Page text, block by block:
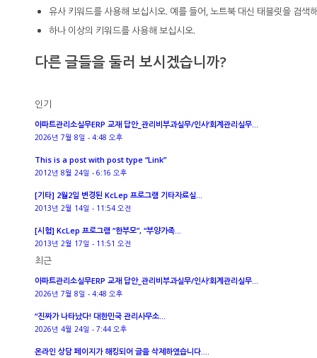
유사 키워드를 사용해 보십시오. 예를 들어, 노트북 대신 태블릿을 검색
하나 이상의 키워드를 사용해 보십시오.
다른 글들을 둘러 보시겠습니까?
인기
아파트관리소실무ERP 교재 답안_관리비부과실무/인사’회계관리실무...
2026년 7월 8일 - 4:48 오후
This is a post with post type “Link”
2012년 8월 24일 - 6:16 오후
[기타] 2월2일 변경된 KcLep 프로그램 기타자료실...
2013년 2월 14일 - 11:54 오전
[시험] KcLep 프로그램 “한부모”, “부양가족...
2013년 2월 17일 - 11:51 오전
최근
아파트관리소실무ERP 교재 답안_관리비부과실무/인사’회계관리실무...
2026년 7월 8일 - 4:48 오후
“진짜가 나타났다! 대한민국 관리사무소...
2026년 4월 24일 - 7:44 오후
온라인 상담 페이지가 해킹되어 글을 삭제하였습니다....